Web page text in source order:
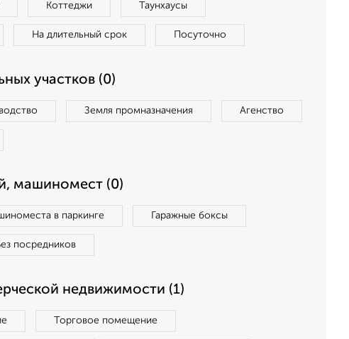
Коттеджи Таунхаусы
На длительный срок Посуточно
участков (0)
Земля промназначения Агенство
машиномест (0)
в паркинге Гаражные боксы
посредников
недвижимости (1)
Торговое помещение